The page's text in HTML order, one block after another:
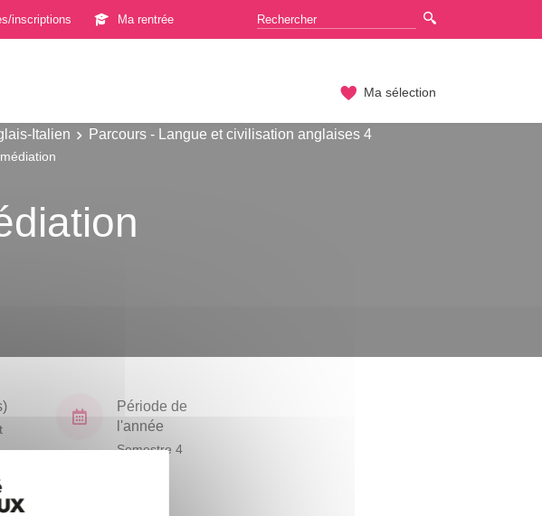
inscriptions Ma rentrée
Ma sélection
Italien
Parcours - Langue et civilisation anglaises 4
Période de
l'année
Semestre 4